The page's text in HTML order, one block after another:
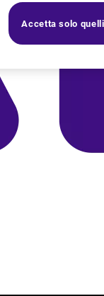
Accetta solo